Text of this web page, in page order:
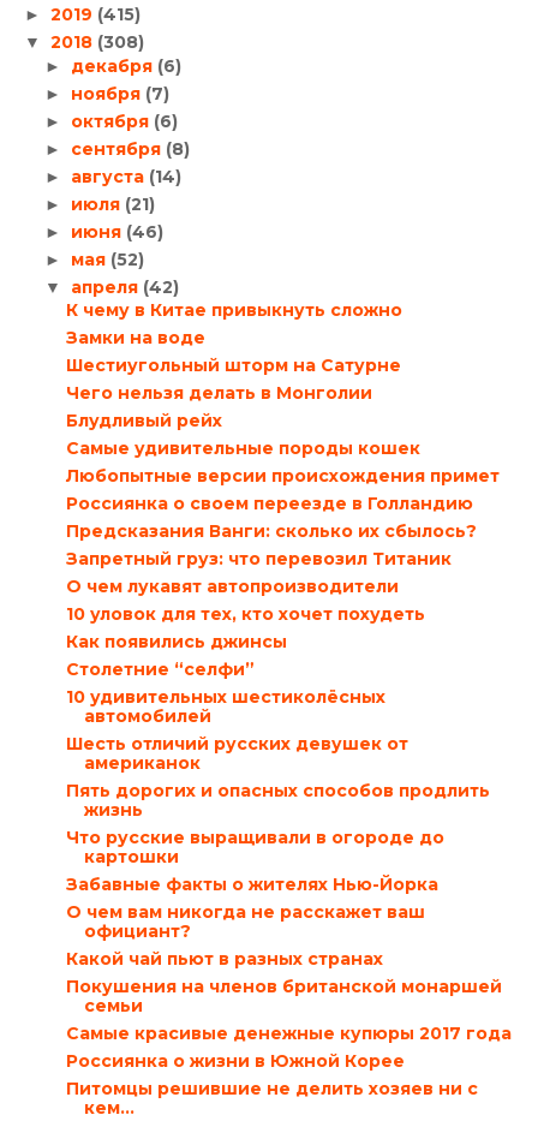
► 2019 (415)
▼ 2018 (308)
► декабря (6)
► ноября (7)
► октября (6)
► сентября (8)
► августа (14)
► июля (21)
► июня (46)
► мая (52)
▼ апреля (42)
К чему в Китае привыкнуть сложно
Замки на воде
Шестиугольный шторм на Сатурне
Чего нельзя делать в Монголии
Блудливый рейх
Самые удивительные породы кошек
Любопытные версии происхождения примет
Россиянка о своем переезде в Голландию
Предсказания Ванги: сколько их сбылось?
Запретный груз: что перевозил Титаник
О чем лукавят автопроизводители
10 уловок для тех, кто хочет похудеть
Как появились джинсы
Столетние “селфи”
10 удивительных шестиколёсных
автомобилей
Шесть отличий русских девушек от
американок
Пять дорогих и опасных способов продлить
жизнь
Что русские выращивали в огороде до
картошки
Забавные факты о жителях Нью-Йорка
О чем вам никогда не расскажет ваш
официант?
Какой чай пьют в разных странах
Покушения на членов британской монаршей
семьи
Самые красивые денежные купюры 2017 года
Россиянка о жизни в Южной Корее
Питомцы решившие не делить хозяев ни с
кем…